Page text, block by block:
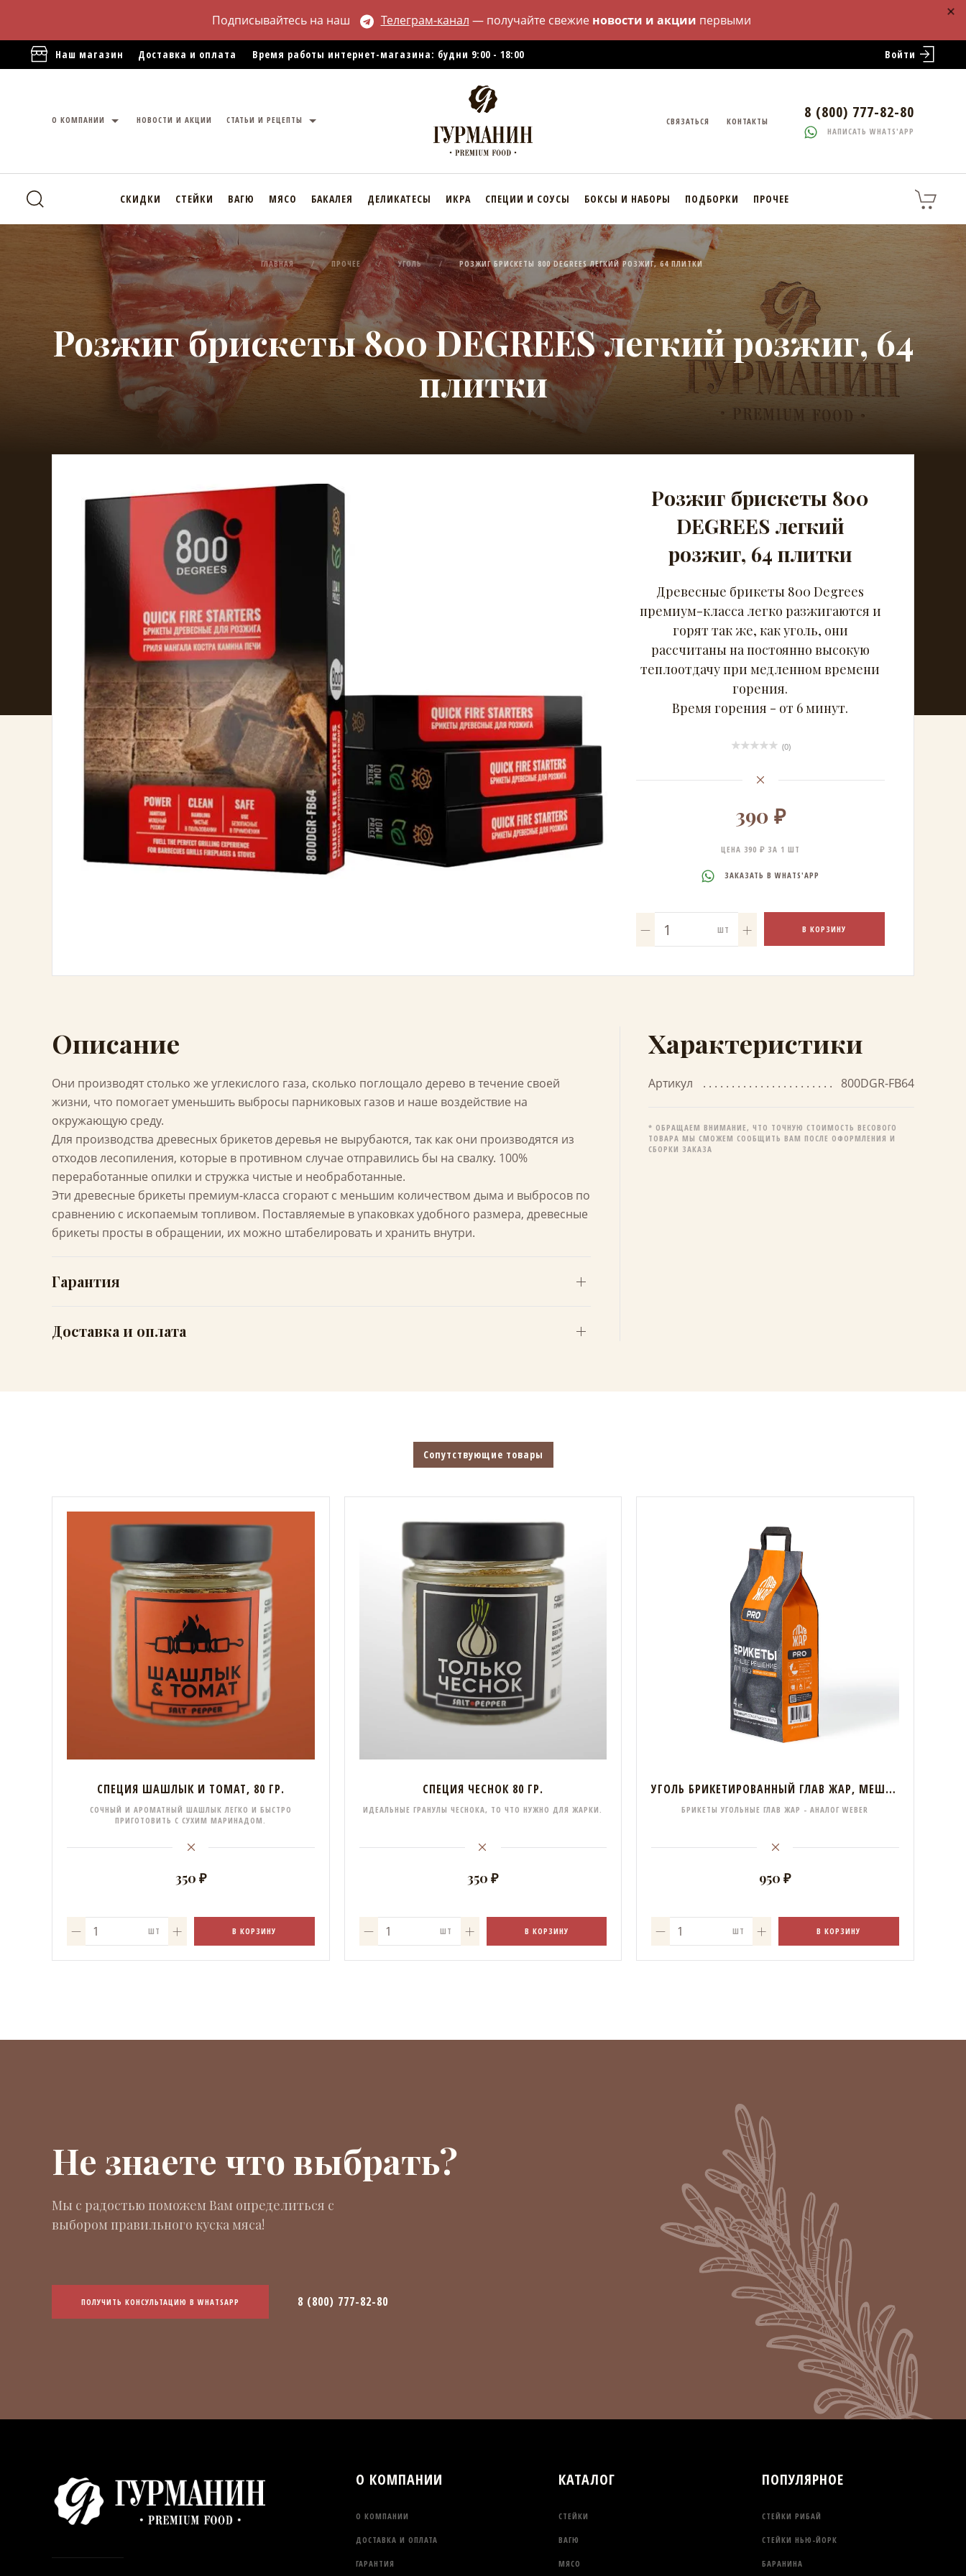
Подписывайтесь на наш Телеграм-канал — получайте свежие новости и акции первыми
Наш магазин Доставка и оплата Время работы интернет-магазина: будни 9:00 - 18:00 Войти
О КОМПАНИИ НОВОСТИ И АКЦИИ СТАТЬИ И РЕЦЕПТЫ СВЯЗАТЬСЯ КОНТАКТЫ 8 (800) 777-82-80
НАПИСАТЬ WHATS'APP
СКИДКИ СТЕЙКИ ВАГЮ МЯСО БАКАЛЕЯ ДЕЛИКАТЕСЫ ИКРА СПЕЦИИ И СОУСЫ БОКСЫ И НАБОРЫ ПОДБОРКИ ПРОЧЕЕ
ГЛАВНАЯ ПРОЧЕЕ УГОЛЬ РОЗЖИГ БРИСКЕТЫ 800 DEGREES ЛЕГКИЙ РОЗЖИГ, 64 ПЛИТКИ
Розжиг брискеты 800 DEGREES легкий розжиг, 64
плитки
Розжиг брискеты 800
DEGREES легкий
розжиг, 64 плитки
Древесные брикеты 800 Degrees
премиум-класса легко разжигаются и
горят так же, как уголь, они
рассчитаны на постоянно высокую
теплоотдачу при медленном времени
горения.
Время горения - от 6 минут.
(0)
390 ₽
ЦЕНА 390 ₽ ЗА 1 ШТ
ЗАКАЗАТЬ В WHATS'APP
ШТ В КОРЗИНУ
Характеристики
Артикул 800DGR-FB64
* ОБРАЩАЕМ ВНИМАНИЕ, ЧТО ТОЧНУЮ СТОИМОСТЬ ВЕСОВОГО
ТОВАРА МЫ СМОЖЕМ СООБЩИТЬ ВАМ ПОСЛЕ ОФОРМЛЕНИЯ И
СБОРКИ ЗАКАЗА
Описание
Они производят столько же углекислого газа, сколько поглощало дерево в течение своей
жизни, что помогает уменьшить выбросы парниковых газов и наше воздействие на
окружающую среду.
Для производства древесных брикетов деревья не вырубаются, так как они производятся из
отходов лесопиления, которые в противном случае отправились бы на свалку. 100%
переработанные опилки и стружка чистые и необработанные.
Эти древесные брикеты премиум-класса сгорают с меньшим количеством дыма и выбросов по
сравнению с ископаемым топливом. Поставляемые в упаковках удобного размера, древесные
брикеты просты в обращении, их можно штабелировать и хранить внутри.
Гарантия
Доставка и оплата
Сопутствующие товары
СПЕЦИЯ ШАШЛЫК И ТОМАТ, 80 ГР.
СОЧНЫЙ И АРОМАТНЫЙ ШАШЛЫК ЛЕГКО И БЫСТРО
ПРИГОТОВИТЬ С СУХИМ МАРИНАДОМ.
350 ₽
ШТ В КОРЗИНУ
СПЕЦИЯ ЧЕСНОК 80 ГР.
ИДЕАЛЬНЫЕ ГРАНУЛЫ ЧЕСНОКА, ТО ЧТО НУЖНО ДЛЯ ЖАРКИ.
350 ₽
ШТ В КОРЗИНУ
УГОЛЬ БРИКЕТИРОВАННЫЙ ГЛАВ ЖАР, МЕШОК 4 КГ
БРИКЕТЫ УГОЛЬНЫЕ ГЛАВ ЖАР - АНАЛОГ WEBER
950 ₽
ШТ В КОРЗИНУ
Не знаете что выбрать?
Мы с радостью поможем Вам определиться с
выбором правильного куска мяса!
ПОЛУЧИТЬ КОНСУЛЬТАЦИЮ В WHATSAPP 8 (800) 777-82-80
О КОМПАНИИ
О КОМПАНИИ
ДОСТАВКА И ОПЛАТА
ГАРАНТИЯ
КАТАЛОГ
СТЕЙКИ
ВАГЮ
МЯСО
ПОПУЛЯРНОЕ
СТЕЙКИ РИБАЙ
СТЕЙКИ НЬЮ-ЙОРК
БАРАНИНА